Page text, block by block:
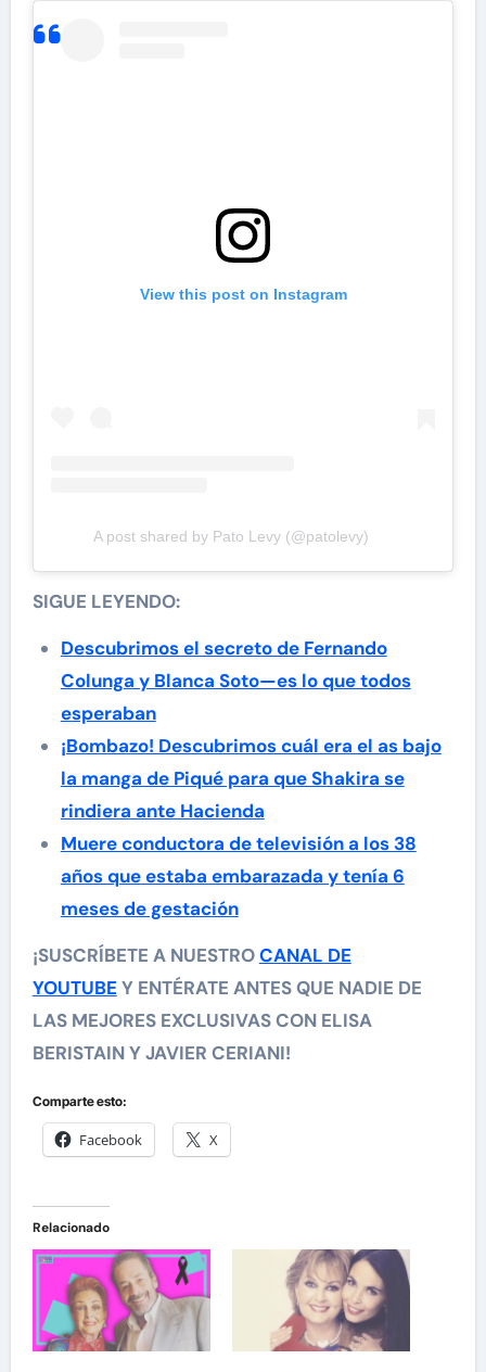
View this post on Instagram
A post shared by Pato Levy (@patolevy)
SIGUE LEYENDO:
Descubrimos el secreto de Fernando
Colunga y Blanca Soto—es lo que todos
esperaban
¡Bombazo! Descubrimos cuál era el as bajo
la manga de Piqué para que Shakira se
rindiera ante Hacienda
Muere conductora de televisión a los 38
años que estaba embarazada y tenía 6
meses de gestación
¡SUSCRÍBETE A NUESTROCANAL DE
YOUTUBE Y ENTÉRATE ANTES QUE NADIE DE
LAS MEJORES EXCLUSIVAS CON ELISA
BERISTAIN Y JAVIER CERIANI!
Comparte esto:
Facebook X
Relacionado